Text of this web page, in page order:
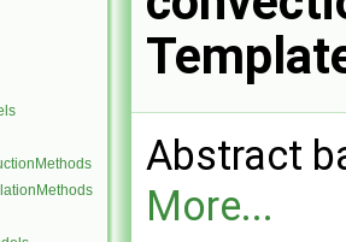
Abstract
More...